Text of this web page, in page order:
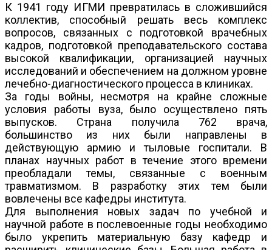
К 1941 году ИГМИ превратилась в сложившийся
коллектив, способный решать весь комплекс
вопросов, связанных с подготовкой врачебных
кадров, подготовкой преподавательского состава
высокой квалификации, организацией научных
исследований и обеспечением на должном уровне
лечебно-диагностического процесса в клиниках.
За годы войны, несмотря на крайне сложные
условия работы вуза, было осуществлено пять
выпусков. Страна получила 762 врача,
большинство из них были направлены в
действующую армию и тыловые госпитали. В
планах научных работ в течение этого времени
преобладали темы, связанные с военным
травматизмом. В разработку этих тем были
вовлечены все кафедры института.
Для выполнения новых задач по учебной и
научной работе в послевоенные годы необходимо
было укрепить материальную базу кафедр и